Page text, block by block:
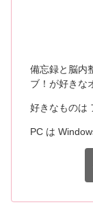
備忘録と脳内
ブ！が好きな
好きなものは
PC は